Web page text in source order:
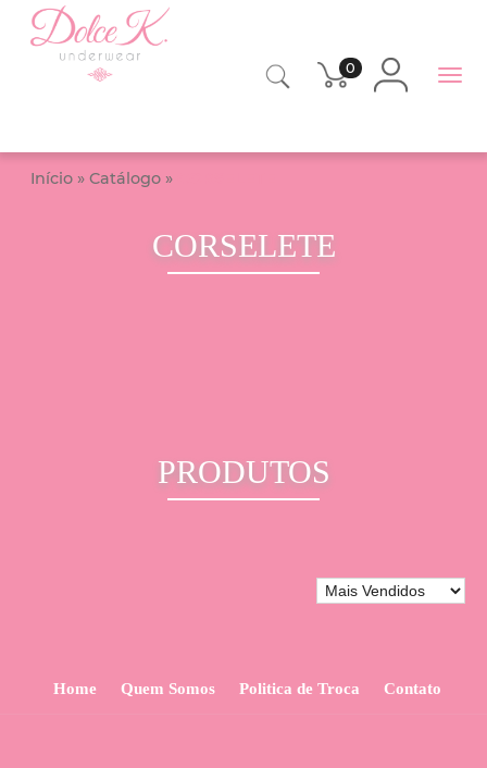
0
Início » Catálogo »
CORSELETE
PRODUTOS
Home Quem Somos Politica de Troca Contato